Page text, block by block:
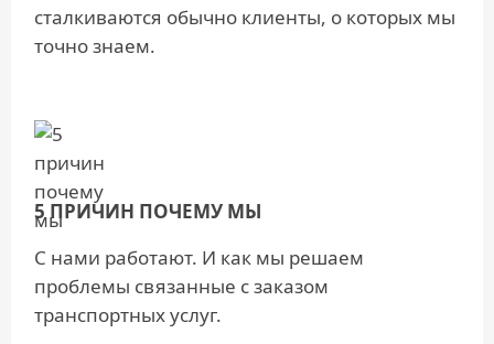
сталкиваются обычно клиенты, о которых мы
точно знаем.
5 ПРИЧИН ПОЧЕМУ МЫ
С нами работают. И как мы решаем
проблемы связанные с заказом
транспортных услуг.